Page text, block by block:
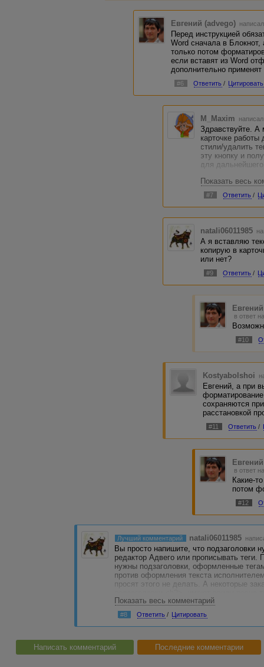
Евгений (advego)
Перед инструкцией
Word сначала в
только потом
если вставят из Word
дополнительно
#6 Ответить / Цитировать
M_Maxim
Здравствуйте. А
карточке работы
стили/удалить
эту кнопку и
для
Сейчас
Блокнотом,
вставляемого
последующего
Показать весь
#7 Ответить /
natali06011985
А я вставляю
копирую в
или нет?
#9 Ответить /
в ответ
#10
Kostyabolshoi
Евгений, а при
сохраняются
расстановкой
#11 Ответить /
в ответ
Какие-
потом
#12
Лучший комментарий natali06011985
Вы просто напишите, что подзаголовки
редактор Адвего или прописывать
нужны подзаголовки, оформленные
против оформления текста
просят этого не делать. А некоторые
не то что они должны быть оформлены
Показать весь комментарий
#8 Ответить / Цитировать
Написать комментарий Последние комментарии